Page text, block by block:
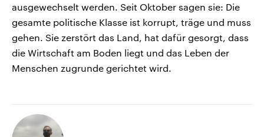
ausgewechselt werden. Seit Oktober sagen sie: Die
gesamte politische Klasse ist korrupt, träge und muss
gehen. Sie zerstört das Land, hat dafür gesorgt, dass
die Wirtschaft am Boden liegt und das Leben der
Menschen zugrunde gerichtet wird.